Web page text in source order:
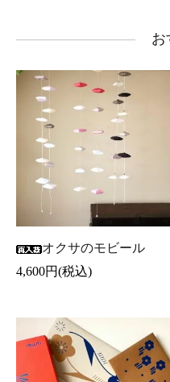
お
オクサのモビール
4,600円(税込)